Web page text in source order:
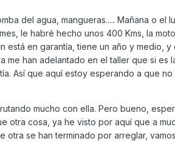
del agua, mangueras..... Mañana o el
le habré hecho unos 400 Kms, la
está en garantía, tiene un año y medio, y
han adelantado en el taller que si es
Así que aquí estoy esperando a que no
mucho con ella. Pero bueno,
otra cosa, ya he visto por aquí que a
se han terminado por arreglar,